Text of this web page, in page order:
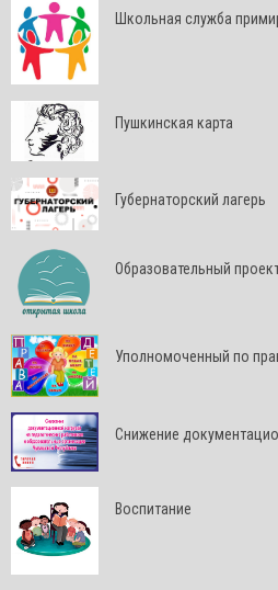
Школьная служба
Пушкинская карта
Губернаторский лагерь
Образовательный
Уполномоченный по
Снижение
Воспитание